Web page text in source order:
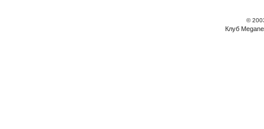
©
Клуб